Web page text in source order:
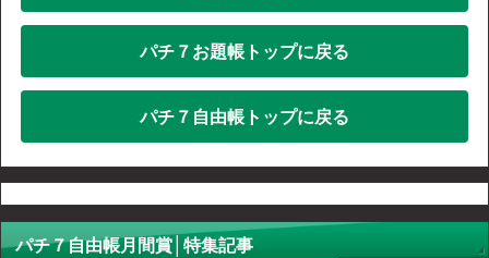
パチ７お題帳トップに戻る
パチ７自由帳トップに戻る
パチ７自由帳月間賞│特集記事